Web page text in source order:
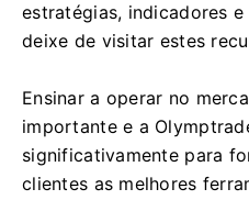
estratégias, indicadores
deixe de visitar estes
Ensinar a operar no
importante e a
significativamente para
clientes as melhores